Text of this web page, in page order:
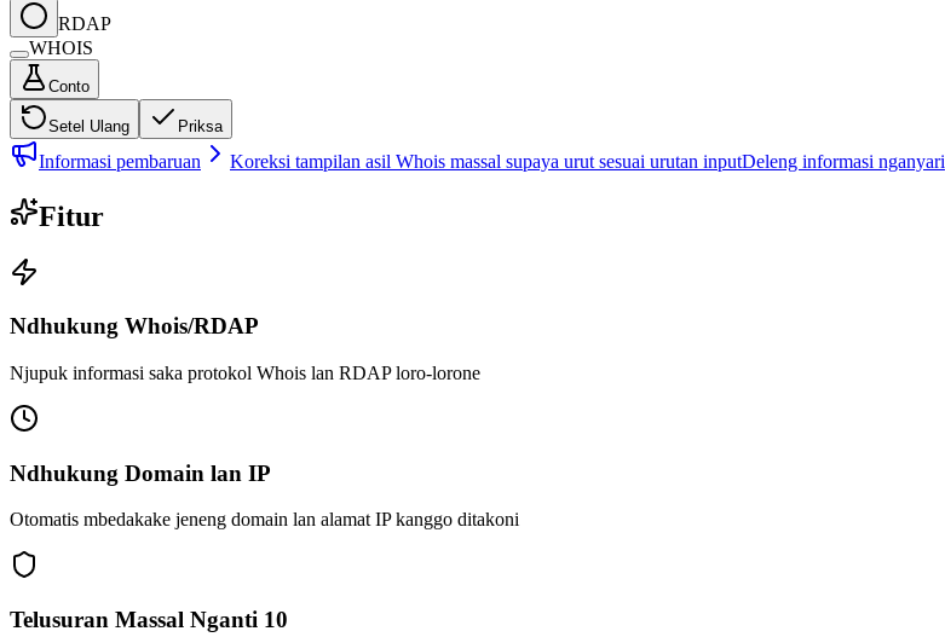
RDAP
WHOIS
Conto
Setel Ulang Priksa
Informasi pembaruan Koreksi tampilan asil Whois massal supaya urut sesuai urutan inputDeleng informasi nganyari
Fitur
Ndhukung Whois/RDAP
Njupuk informasi saka protokol Whois lan RDAP loro-lorone
Ndhukung Domain lan IP
Otomatis mbedakake jeneng domain lan alamat IP kanggo ditakoni
Telusuran Massal Nganti 10